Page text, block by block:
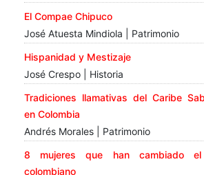
El Compae Chipuco
José Atuesta Mindiola | Patrimonio
Hispanidad y Mestizaje
José Crespo | Historia
Tradiciones llamativas del Caribe
en Colombia
Andrés Morales | Patrimonio
8 mujeres que han cambiado el
colombiano